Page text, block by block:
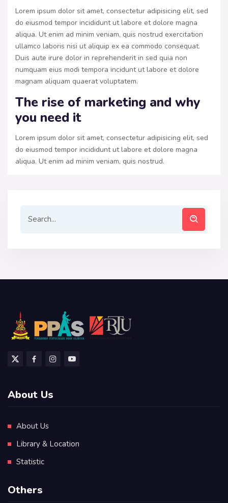
Lorem ipsum dolor sit amet, consectetur adipisicing elit, sed
do eiusmod tempor incididunt ut labore et dolore magna
aliqua. Ut enim ad minim veniam, quis nostrud exercitation
ullamco laboris nisi ut aliquip ex ea commodo consequat.
Duis aute irure dolor in reprehenderit in sed quia non
numquam eius modi tempora incidunt ut labore et dolore
magnam aliquam quaerat voluptatem.
The rise of marketing and why
you need it
Lorem ipsum dolor sit amet, consectetur adipisicing elit, sed
do eiusmod tempor incididunt ut labore et dolore magna
aliqua. Ut enim ad minim veniam, quis nostrud.
About Us
About Us
Library & Location
Statistic
Others